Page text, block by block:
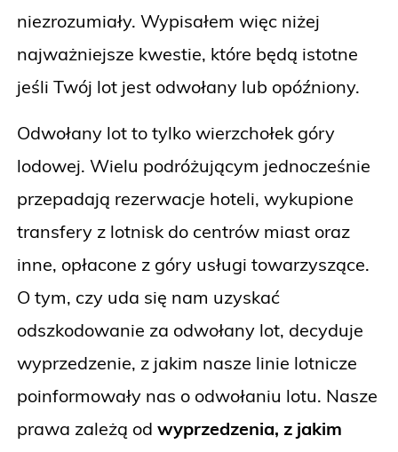
niezrozumiały. Wypisałem więc niżej
najważniejsze kwestie, które będą istotne
jeśli Twój lot jest odwołany lub opóźniony.
Odwołany lot to tylko wierzchołek góry
lodowej. Wielu podróżującym jednocześnie
przepadają rezerwacje hoteli, wykupione
transfery z lotnisk do centrów miast oraz
inne, opłacone z góry usługi towarzyszące.
O tym, czy uda się nam uzyskać
odszkodowanie za odwołany lot, decyduje
wyprzedzenie, z jakim nasze linie lotnicze
poinformowały nas o odwołaniu lotu. Nasze
prawa zależą od wyprzedzenia, z jakim